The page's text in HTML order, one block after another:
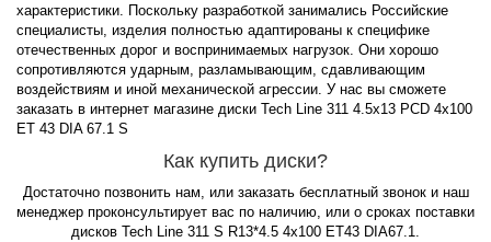
характеристики. Поскольку разработкой занимались Российские
специалисты, изделия полностью адаптированы к специфике
отечественных дорог и воспринимаемых нагрузок. Они хорошо
сопротивляются ударным, разламывающим, сдавливающим
воздействиям и иной механической агрессии. У нас вы сможете
заказать в интернет магазине диски Tech Line 311 4.5x13 PCD 4x100
ET 43 DIA 67.1 S
Как купить диски?
Достаточно позвонить нам, или заказать бесплатный звонок и наш
менеджер проконсультирует вас по наличию, или о сроках поставки
дисков Tech Line 311 S R13*4.5 4x100 ET43 DIA67.1.